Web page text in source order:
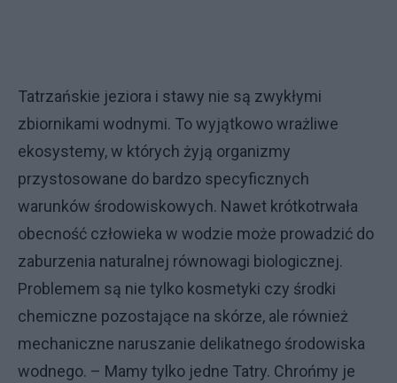
Tatrzańskie jeziora i stawy nie są zwykłymi
zbiornikami wodnymi. To wyjątkowo wrażliwe
ekosystemy, w których żyją organizmy
przystosowane do bardzo specyficznych
warunków środowiskowych. Nawet krótkotrwała
obecność człowieka w wodzie może prowadzić do
zaburzenia naturalnej równowagi biologicznej.
Problemem są nie tylko kosmetyki czy środki
chemiczne pozostające na skórze, ale również
mechaniczne naruszanie delikatnego środowiska
wodnego. – Mamy tylko jedne Tatry. Chrońmy je